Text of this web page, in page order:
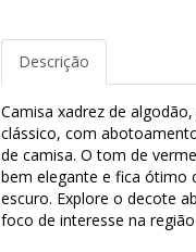
Descrição
Camisa xadrez de
clássico, com
de camisa. O tom de
bem elegante e fica ótimo
escuro. Explore o decote
foco de interesse na